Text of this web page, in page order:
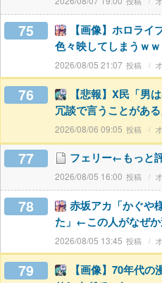
75
【画像】ホロラ
色々映してしまうｗｗ
2026/08/05 21:07
76
【悲報】X民「男
冗談で言うことがあ
2026/08/06 09:05
77 フェリー←もっと
2026/08/05 16:00
78
赤坂アカ「かぐや
た」←この人がなぜ
2026/08/05 13:45
79
【画像】70年代